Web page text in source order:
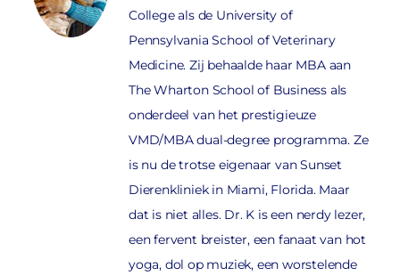
College als de University of
Pennsylvania School of Veterinary
Medicine. Zij behaalde haar MBA aan
The Wharton School of Business als
onderdeel van het prestigieuze
VMD/MBA dual-degree programma. Ze
is nu de trotse eigenaar van Sunset
Dierenkliniek in Miami, Florida. Maar
dat is niet alles. Dr. K is een nerdy lezer,
een fervent breister, een fanaat van hot
yoga, dol op muziek, een worstelende